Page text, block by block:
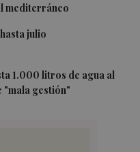
mediterráneo
julio
1.000 litros de agua al
"mala gestión"